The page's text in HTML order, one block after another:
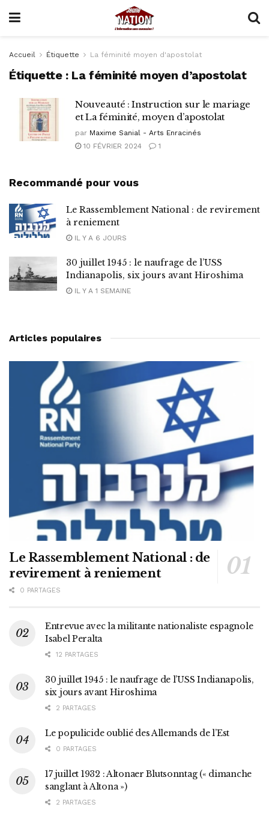
Accueil Étiquette La féminité moyen d'apostolat
Étiquette : La féminité moyen d’apostolat
Nouveauté : Instruction sur le mariage
et La féminité, moyen d’apostolat
par Maxime Sanial - Arts Enracinés
10 FÉVRIER 2024
1
Recommandé pour vous
Le Rassemblement National : de revirement
à reniement
IL Y A 6 JOURS
30 juillet 1945 : le naufrage de l’USS
Indianapolis, six jours avant Hiroshima
IL Y A 1 SEMAINE
Articles populaires
Le Rassemblement National : de
revirement à reniement
0 PARTAGES
Entrevue avec la militante nationaliste espagnole
Isabel Peralta
12 PARTAGES
30 juillet 1945 : le naufrage de l’USS Indianapolis,
six jours avant Hiroshima
2 PARTAGES
Le populicide oublié des Allemands de l’Est
0 PARTAGES
17 juillet 1932 : Altonaer Blutsonntag (« dimanche
sanglant à Altona »)
2 PARTAGES